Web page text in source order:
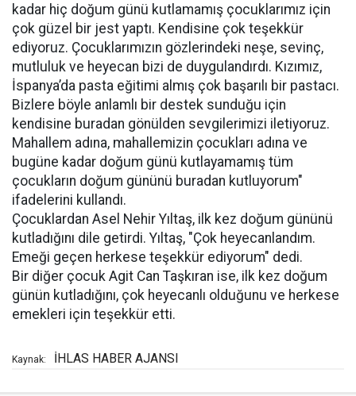
kadar hiç doğum günü kutlamamış çocuklarımız için
çok güzel bir jest yaptı. Kendisine çok teşekkür
ediyoruz. Çocuklarımızın gözlerindeki neşe, sevinç,
mutluluk ve heyecan bizi de duygulandırdı. Kızımız,
İspanya’da pasta eğitimi almış çok başarılı bir pastacı.
Bizlere böyle anlamlı bir destek sunduğu için
kendisine buradan gönülden sevgilerimizi iletiyoruz.
Mahallem adına, mahallemizin çocukları adına ve
bugüne kadar doğum günü kutlayamamış tüm
çocukların doğum gününü buradan kutluyorum"
ifadelerini kullandı.
Çocuklardan Asel Nehir Yıltaş, ilk kez doğum gününü
kutladığını dile getirdi. Yıltaş, "Çok heyecanlandım.
Emeği geçen herkese teşekkür ediyorum" dedi.
Bir diğer çocuk Agit Can Taşkıran ise, ilk kez doğum
günün kutladığını, çok heyecanlı olduğunu ve herkese
emekleri için teşekkür etti.
Kaynak: İHLAS HABER AJANSI